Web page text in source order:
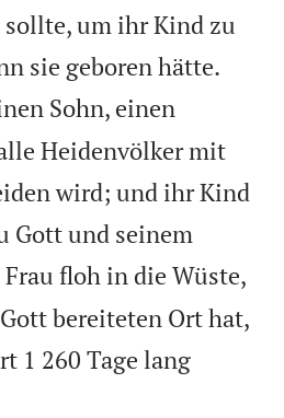
sollte, um ihr Kind zu
sie geboren hätte.
Sohn, einen
Heidenvölker mit
wird; und ihr Kind
Gott und seinem
floh in die Wüste,
bereiteten Ort hat,
1 260 Tage lang